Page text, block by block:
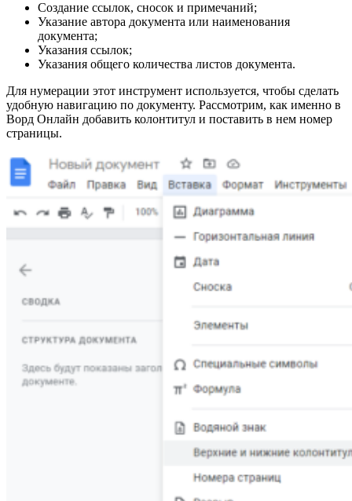
Создание ссылок, сносок и примечаний;
Указание автора документа или наименования
документа;
Указания ссылок;
Указания общего количества листов документа.
Для нумерации этот инструмент используется, чтобы сделать
удобную навигацию по документу. Рассмотрим, как именно в
Ворд Онлайн добавить колонтитул и поставить в нем номер
страницы.